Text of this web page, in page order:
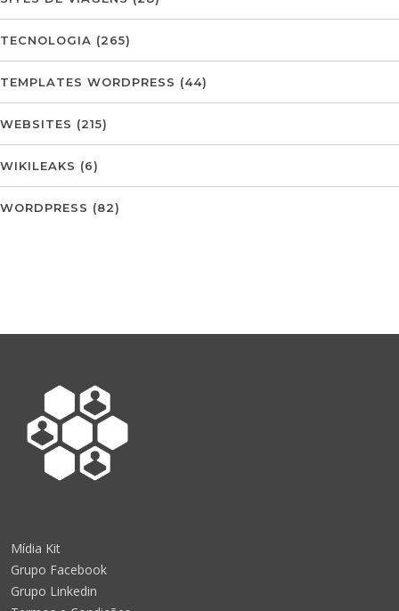
TECNOLOGIA (265)
TEMPLATES WORDPRESS (44)
WEBSITES (215)
WIKILEAKS (6)
WORDPRESS (82)
Mídia Kit
Grupo Facebook
Grupo Linkedin